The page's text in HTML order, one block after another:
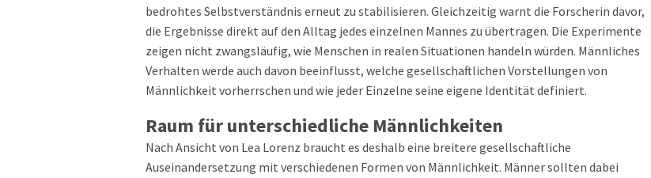
bedrohtes Selbstverständnis erneut zu stabilisieren. Gleichzeitig warnt die Forscherin davor,
die Ergebnisse direkt auf den Alltag jedes einzelnen Mannes zu übertragen. Die Experimente
zeigen nicht zwangsläufig, wie Menschen in realen Situationen handeln würden. Männliches
Verhalten werde auch davon beeinflusst, welche gesellschaftlichen Vorstellungen von
Männlichkeit vorherrschen und wie jeder Einzelne seine eigene Identität definiert.
Raum für unterschiedliche Männlichkeiten
Nach Ansicht von Lea Lorenz braucht es deshalb eine breitere gesellschaftliche
Auseinandersetzung mit verschiedenen Formen von Männlichkeit. Männer sollten dabei